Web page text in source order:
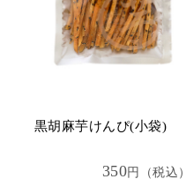
黒胡麻芋けんぴ(小袋)
350円（税込）